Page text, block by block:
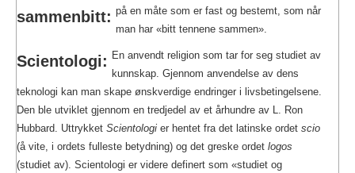
sammenbitt: på en måte som er fast og bestemt, som når
man har «bitt tennene sammen».
Scientologi: En anvendt religion som tar for seg studiet av
kunnskap. Gjennom anvendelse av dens
teknologi kan man skape ønskverdige endringer i livsbetingelsene.
Den ble utviklet gjennom en tredjedel av et århundre av L. Ron
Hubbard. Uttrykket Scientologi er hentet fra det latinske ordet scio
(å vite, i ordets fulleste betydning) og det greske ordet logos
(studiet av). Scientologi er videre definert som «studiet og